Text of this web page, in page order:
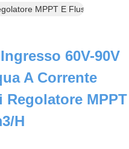
MPPT E Flusso
60V-90V
A Corrente
MPPT
h